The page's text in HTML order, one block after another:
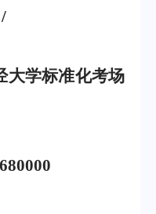
/
大学标准化考场